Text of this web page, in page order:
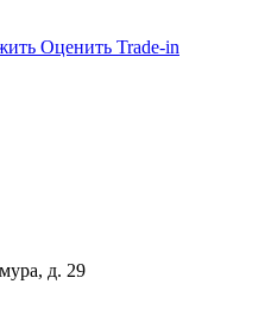
Оценить Trade-in
д. 29